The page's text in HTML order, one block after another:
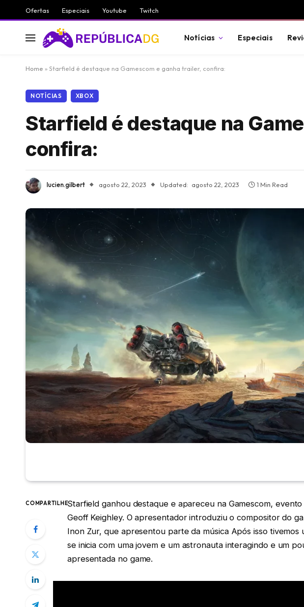
Ofertas Especiais Youtube Twitch
Notícias Especiais
Home » Starfield é destaque na Gamescom e ganha trailer, confira:
NOTÍCIAS XBOX
Starfield é destaque na
confira:
lucien.gilbert agosto 22, 2023 Updated: agosto 22, 2023 1 Min Read
COMPARTILHEStarfield ganhou destaque e apareceu na Gamescom,
Geoff Keighley. O apresentador introduziu o compositor do
Inon Zur, que apresentou parte da música Após isso
se inicia com uma jovem e um astronauta interagindo e um
apresentada no game.